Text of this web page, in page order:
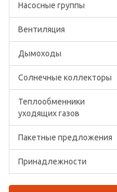
Насосные группы
Вентиляция
Дымоходы
Солнечные коллекторы
Теплообменники
уходящих газов
Пакетные предложения
Принадлежности